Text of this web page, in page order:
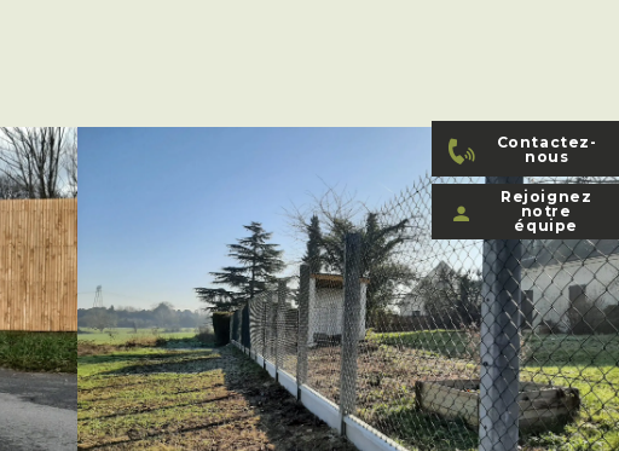
Contactez-
nous
Rejoignez
notre
équipe